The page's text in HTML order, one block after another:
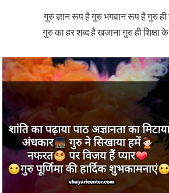
गुरु ज्ञान रूप है गुरु भगवान रूप है गुरु
गुरु का हर शब्द है खजाना गुरु ही शिक्षा